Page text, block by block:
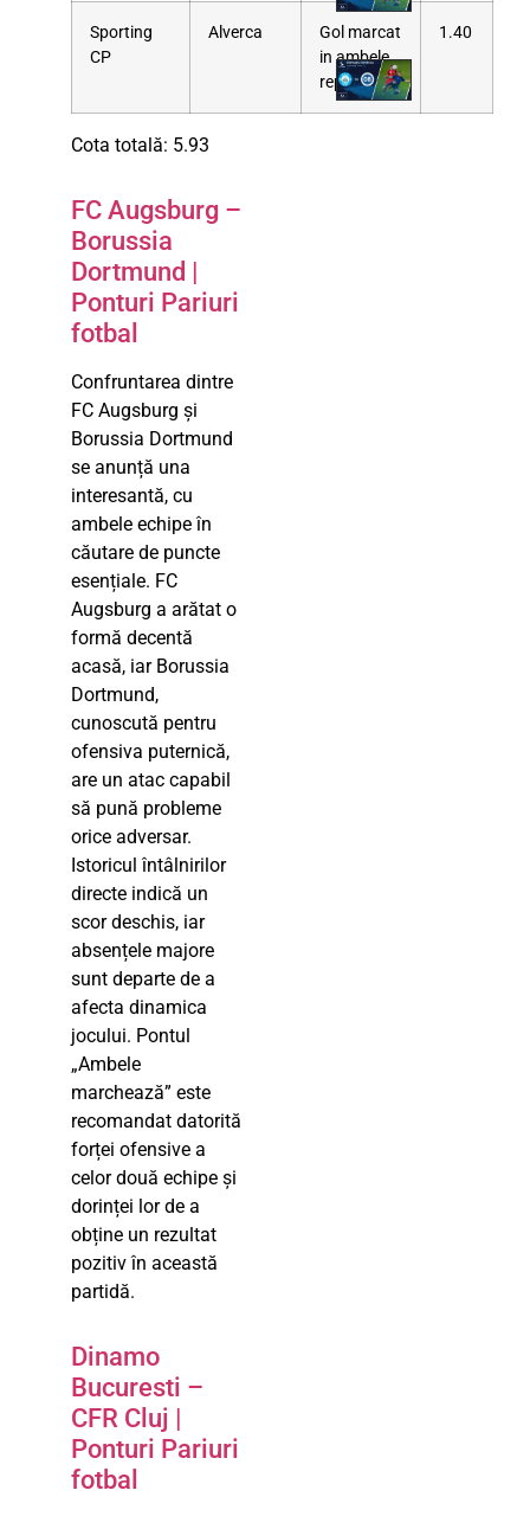
Sporting
CP
Alverca
Gol marcat
in ambele
reprize
1.40
Cota totală: 5.93
FC Augsburg –
Borussia
Dortmund |
Ponturi Pariuri
fotbal
Confruntarea dintre
FC Augsburg și
Borussia Dortmund
se anunță una
interesantă, cu
ambele echipe în
căutare de puncte
esențiale. FC
Augsburg a arătat o
formă decentă
acasă, iar Borussia
Dortmund,
cunoscută pentru
ofensiva puternică,
are un atac capabil
să pună probleme
orice adversar.
Istoricul întâlnirilor
directe indică un
scor deschis, iar
absențele majore
sunt departe de a
afecta dinamica
jocului. Pontul
„Ambele
marchează” este
recomandat datorită
forței ofensive a
celor două echipe și
dorinței lor de a
obține un rezultat
pozitiv în această
partidă.
Dinamo
Bucuresti –
CFR Cluj |
Ponturi Pariuri
fotbal